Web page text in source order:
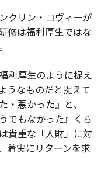
クリン・コヴィーが
修は福利厚生ではな
利厚生のように捉え
うなものだと捉えて
悪かった』と、
でもなかった』くら
貴重な「人財」に対
着実にリターンを求